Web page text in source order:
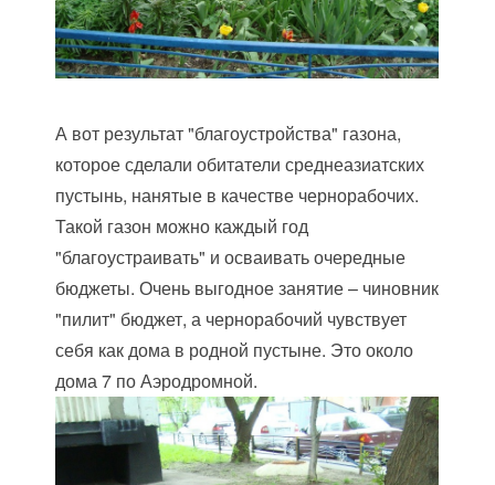
А вот результат "благоустройства" газона,
которое сделали обитатели среднеазиатских
пустынь, нанятые в качестве чернорабочих.
Такой газон можно каждый год
"благоустраивать" и осваивать очередные
бюджеты. Очень выгодное занятие – чиновник
"пилит" бюджет, а чернорабочий чувствует
себя как дома в родной пустыне. Это около
дома 7 по Аэродромной.